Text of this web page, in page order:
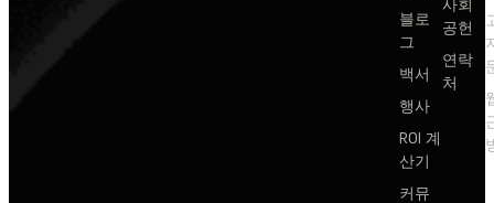
블로
그
백서
행사
ROI 계
산기
커뮤
사회
공헌
연락
처